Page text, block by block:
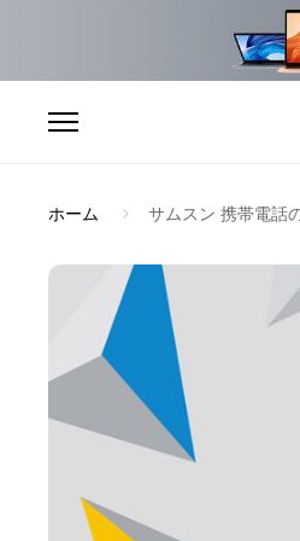
ホーム サムスン 携帯電話